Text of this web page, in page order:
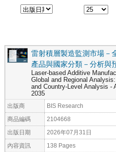
雷射積層製造監測市場－
產品與國家分類－分析與
Laser-based Additive
Global and Regional
and Country-Level Analysis -
2035
出版商 BIS Research
商品編碼 2104668
出版日期 2026年07月31日
內容資訊 138 Pages